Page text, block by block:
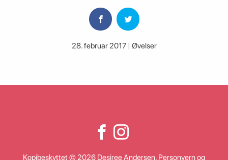
28. februar 2017 | Øvelser
Kopibeskyttet © 2026 Desiree Andersen. Personvern og